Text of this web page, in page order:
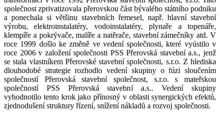
společnost zprivatizovala přerovskou část bývalého státního podniku
a ponechala si většinu stavebních řemesel, např. hlavní stavební
výrobu, elektroinstalatéry, vodoinstalatéry, plynaře a topenáře,
klempíře a pokrývače, malíře a natěrače, stavební zámečníky atd. V
roce 1999 došlo ke změně ve vedení společnosti, které vyústilo v
roce 2006 v založení společnosti PSS Přerovská stavební a.s., jenž
se stala vlastníkem Přerovské stavební společnosti, s.r.o. Z hlediska
dlouhodobé strategie rozhodlo vedení skupiny o fúzi sloučením
společností Přerovská stavební společnost, s.r.o. s mateřskou
společností PSS Přerovská stavební a.s.. Vedení skupiny
vyhodnotilo tento krok jako přínosný v oblasti synergických efektů,
zjednodušení struktury řízení, snížení nákladů a rozvoj společnosti.